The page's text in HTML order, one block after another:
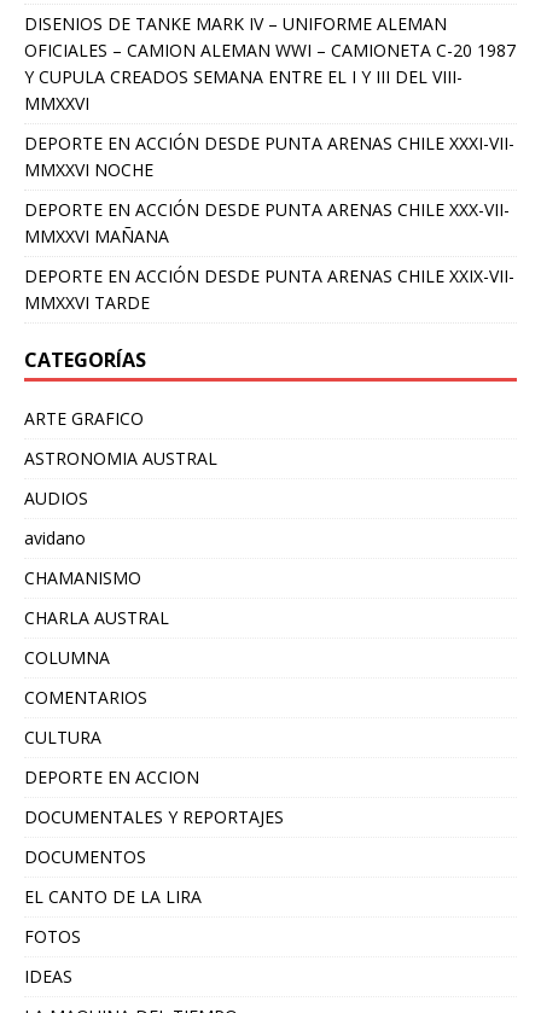
DISENIOS DE TANKE MARK IV – UNIFORME ALEMAN
OFICIALES – CAMION ALEMAN WWI – CAMIONETA C-20 1987
Y CUPULA CREADOS SEMANA ENTRE EL I Y III DEL VIII-
MMXXVI
DEPORTE EN ACCIÓN DESDE PUNTA ARENAS CHILE XXXI-VII-
MMXXVI NOCHE
DEPORTE EN ACCIÓN DESDE PUNTA ARENAS CHILE XXX-VII-
MMXXVI MAÑANA
DEPORTE EN ACCIÓN DESDE PUNTA ARENAS CHILE XXIX-VII-
MMXXVI TARDE
CATEGORÍAS
ARTE GRAFICO
ASTRONOMIA AUSTRAL
AUDIOS
avidano
CHAMANISMO
CHARLA AUSTRAL
COLUMNA
COMENTARIOS
CULTURA
DEPORTE EN ACCION
DOCUMENTALES Y REPORTAJES
DOCUMENTOS
EL CANTO DE LA LIRA
FOTOS
IDEAS